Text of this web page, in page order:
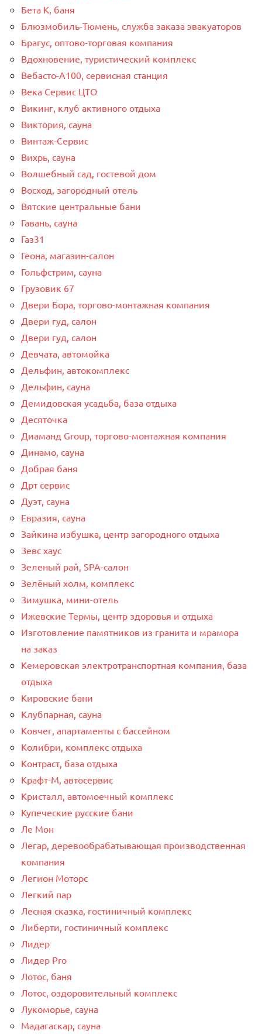
Бета К, баня
Блюзмобиль-Тюмень, служба заказа эвакуаторов
Брагус, оптово-торговая компания
Вдохновение, туристический комплекс
Вебасто-А100, сервисная станция
Века Сервис ЦТО
Викинг, клуб активного отдыха
Виктория, сауна
Винтаж-Сервис
Вихрь, сауна
Волшебный сад, гостевой дом
Восход, загородный отель
Вятские центральные бани
Гавань, сауна
Газ31
Геона, магазин-салон
Гольфстрим, сауна
Грузовик 67
Двери Бора, торгово-монтажная компания
Двери гуд, салон
Двери гуд, салон
Девчата, автомойка
Дельфин, автокомплекс
Дельфин, сауна
Демидовская усадьба, база отдыха
Десяточка
Диаманд Group, торгово-монтажная компания
Динамо, сауна
Добрая баня
Дрт сервис
Дуэт, сауна
Евразия, сауна
Зайкина избушка, центр загородного отдыха
Зевс хаус
Зеленый рай, SPA-салон
Зелёный холм, комплекс
Зимушка, мини-отель
Ижевские Термы, центр здоровья и отдыха
Изготовление памятников из гранита и мрамора
на заказ
Кемеровская электротранспортная компания, база
отдыха
Кировские бани
Клубпарная, сауна
Ковчег, апартаменты с бассейном
Колибри, комплекс отдыха
Контраст, база отдыха
Крафт-М, автосервис
Кристалл, автомоечный комплекс
Купеческие русские бани
Ле Мон
Легар, деревообрабатывающая производственная
компания
Легион Моторс
Легкий пар
Лесная сказка, гостиничный комплекс
Либерти, гостиничный комплекс
Лидер
Лидер Pro
Лотос, баня
Лотос, оздоровительный комплекс
Лукоморье, сауна
Мадагаскар, сауна